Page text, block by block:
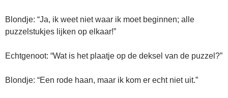
Blondje: “Ja, ik weet niet waar ik moet beginnen; alle
puzzelstukjes lijken op elkaar!”
Echtgenoot: “Wat is het plaatje op de deksel van de puzzel?”
Blondje: “Een rode haan, maar ik kom er echt niet uit.”